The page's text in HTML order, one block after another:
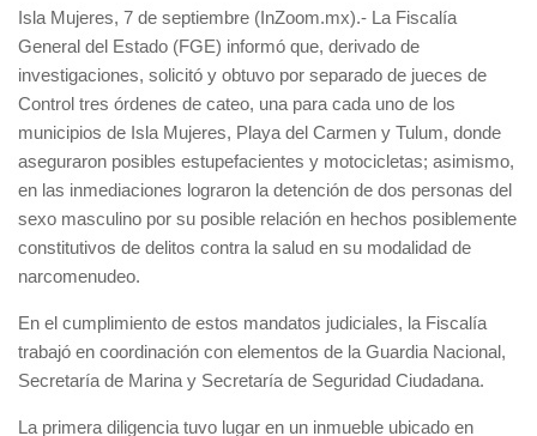
Isla Mujeres, 7 de septiembre (InZoom.mx).- La Fiscalía
General del Estado (FGE) informó que, derivado de
investigaciones, solicitó y obtuvo por separado de jueces de
Control tres órdenes de cateo, una para cada uno de los
municipios de Isla Mujeres, Playa del Carmen y Tulum, donde
aseguraron posibles estupefacientes y motocicletas; asimismo,
en las inmediaciones lograron la detención de dos personas del
sexo masculino por su posible relación en hechos posiblemente
constitutivos de delitos contra la salud en su modalidad de
narcomenudeo.
En el cumplimiento de estos mandatos judiciales, la Fiscalía
trabajó en coordinación con elementos de la Guardia Nacional,
Secretaría de Marina y Secretaría de Seguridad Ciudadana.
La primera diligencia tuvo lugar en un inmueble ubicado en